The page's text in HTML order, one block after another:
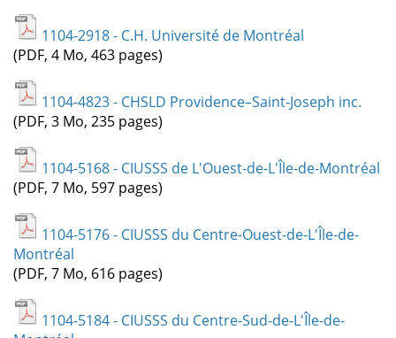
1104-2918 - C.H. Université de Montréal
(PDF, 4 Mo, 463 pages)
1104-4823 - CHSLD Providence–Saint‑Joseph inc.
(PDF, 3 Mo, 235 pages)
1104-5168 - CIUSSS de L'Ouest-de-L'Île-de-Montréal
(PDF, 7 Mo, 597 pages)
1104-5176 - CIUSSS du Centre-Ouest-de-L'Île-de-
Montréal
(PDF, 7 Mo, 616 pages)
1104-5184 - CIUSSS du Centre-Sud-de-L'Île-de-